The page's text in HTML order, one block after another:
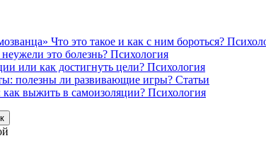
Что это такое и как с ним бороться?
это болезнь? Психология
или как достигнуть цели? Психология
полезны ли развивающие игры? Статьи
как выжить в самоизоляции? Психология